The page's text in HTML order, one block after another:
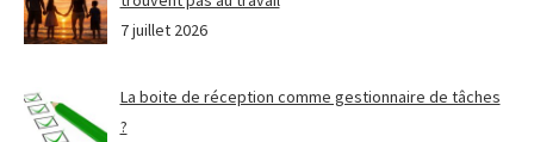
7 juillet 2026
La boite de réception comme gestionnaire de tâches
?